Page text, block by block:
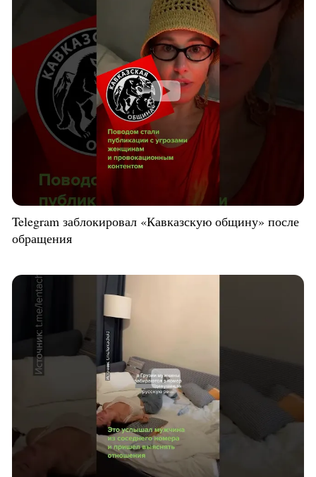
Telegram заблокировал «Кавказскую общину» после
обращения